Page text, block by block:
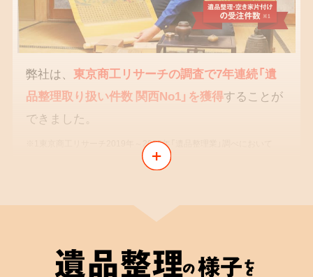
弊社は、東京商工リサーチの調査で7年連続「遺
品整理取り扱い件数 関西No1」を獲得することが
できました。
※1東京商工リサーチ2019年～2025年「遺品整理業」調べにおいて
2 遺品整理士 が在籍
遺品整理の様子を